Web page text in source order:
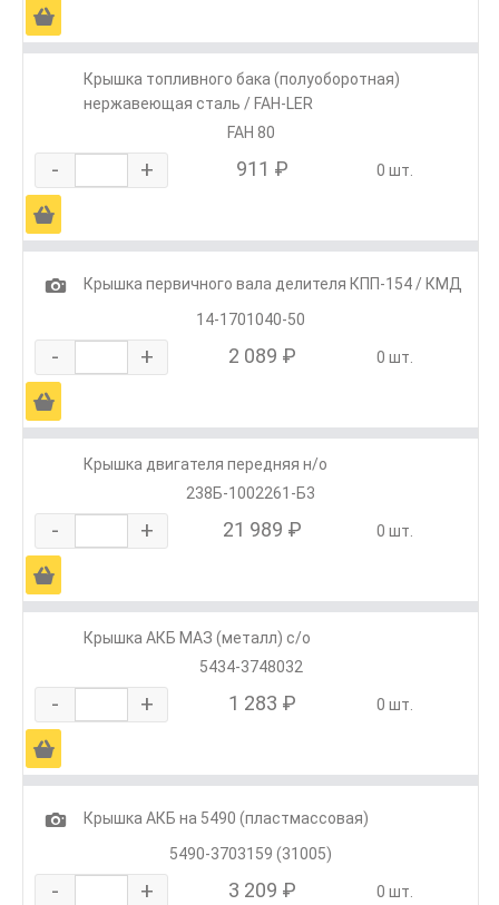
Ä
Крышка топливного бака (полуоборотная)
нержавеющая сталь / FAH-LER
FAH 80
- + 911 ₽ 0 шт.
Ä
1
Крышка первичного вала делителя КПП-154 / КМД
14-1701040-50
- + 2 089 ₽ 0 шт.
Ä
Крышка двигателя передняя н/о
238Б-1002261-Б3
- + 21 989 ₽ 0 шт.
Ä
Крышка АКБ МАЗ (металл) с/о
5434-3748032
- + 1 283 ₽ 0 шт.
Ä
1
Крышка АКБ на 5490 (пластмассовая)
5490-3703159 (31005)
- + 3 209 ₽ 0 шт.